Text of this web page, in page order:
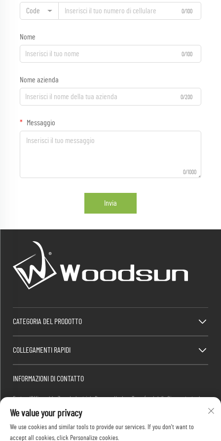
Code 0/100
Nome
0/100
Nome azienda
0/200
Messaggio
0/1000
Invia
CATEGORIA DEL PRODOTTO
COLLEGAMENTI RAPIDI
INFORMAZIONI DI CONTATTO
Factory/Office add : Zona Industriale Dawang, Heshan Town (sud della Cina, autostrada
nazionale 325), Yangjiang, Guangdong, Cina
E-mail: [email protected]
Tel:+86-13376626036
We value your privacy
We use cookies and similar tools to provide our services. If you don't want to
accept all cookies, click Personalize cookies.